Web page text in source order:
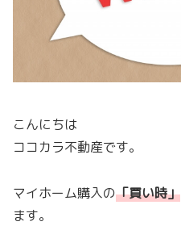
こんにちは
ココカラ不動産です。
マイホーム購入の「買い時」
ます。